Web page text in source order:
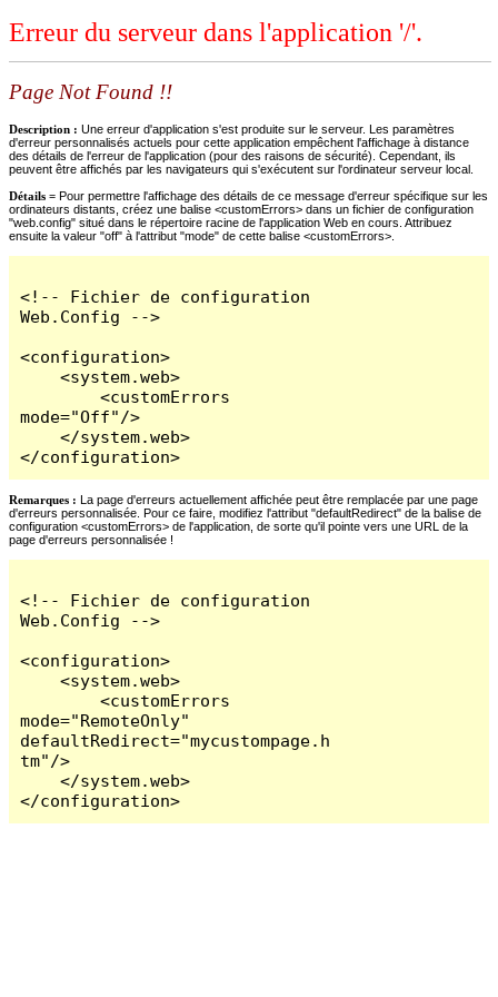
Erreur du serveur dans l'application '/'.
Page Not Found !!
Description : Une erreur d'application s'est produite sur le serveur. Les paramètres
d'erreur personnalisés actuels pour cette application empêchent l'affichage à distance
des détails de l'erreur de l'application (pour des raisons de sécurité). Cependant, ils
peuvent être affichés par les navigateurs qui s'exécutent sur l'ordinateur serveur local.
Détails = Pour permettre l'affichage des détails de ce message d'erreur spécifique sur les
ordinateurs distants, créez une balise <customErrors> dans un fichier de configuration
"web.config" situé dans le répertoire racine de l'application Web en cours. Attribuez
ensuite la valeur "off" à l'attribut "mode" de cette balise <customErrors>.
<!-- Fichier de configuration
Web.Config -->
<configuration>
    <system.web>
        <customErrors
mode="Off"/>
    </system.web>
</configuration>
Remarques : La page d'erreurs actuellement affichée peut être remplacée par une page
d'erreurs personnalisée. Pour ce faire, modifiez l'attribut "defaultRedirect" de la balise de
configuration <customErrors> de l'application, de sorte qu'il pointe vers une URL de la
page d'erreurs personnalisée !
<!-- Fichier de configuration
Web.Config -->
<configuration>
    <system.web>
        <customErrors
mode="RemoteOnly"
defaultRedirect="mycustompage.h
tm"/>
    </system.web>
</configuration>